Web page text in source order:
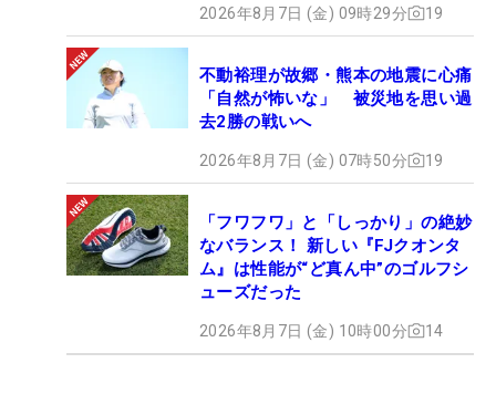
2026年8月7日 (金) 09時29分 19
不動裕理が故郷・熊本の地震に心痛
「自然が怖いな」 被災地を思い過
去2勝の戦いへ
2026年8月7日 (金) 07時50分 19
「フワフワ」と「しっかり」の絶妙
なバランス！ 新しい『FJクオンタ
ム』は性能が“ど真ん中”のゴルフシ
ューズだった
2026年8月7日 (金) 10時00分 14